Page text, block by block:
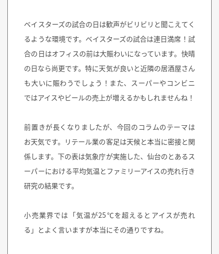
ベイスターズの試合の日は歓声がビリビリと聞こえてく
るような環境です。ベイスターズの試合は連日満席！試
合の日はオフィスの前は大賑わいになっています。快晴
の日なら尚更です。特に天気が良いと近隣の居酒屋さん
も大いに賑わうでしょう！また、スーパーやコンビニ
ではアイスやビールの売上が増えるかもしれませんね！
前置きが長くなりましたが、今回のコラムのテーマは
お天気です。リテール業の客足は天候と本当に密接と関
係します。下の表は気象庁が実施した、仙台のとあるス
ーパーにおける平均気温とファミリーアイスの売れ行き
研究の結果です。
小売業界では「気温が25℃を超えるとアイスが売れ
る」とよく言いますが本当にその通りですね。